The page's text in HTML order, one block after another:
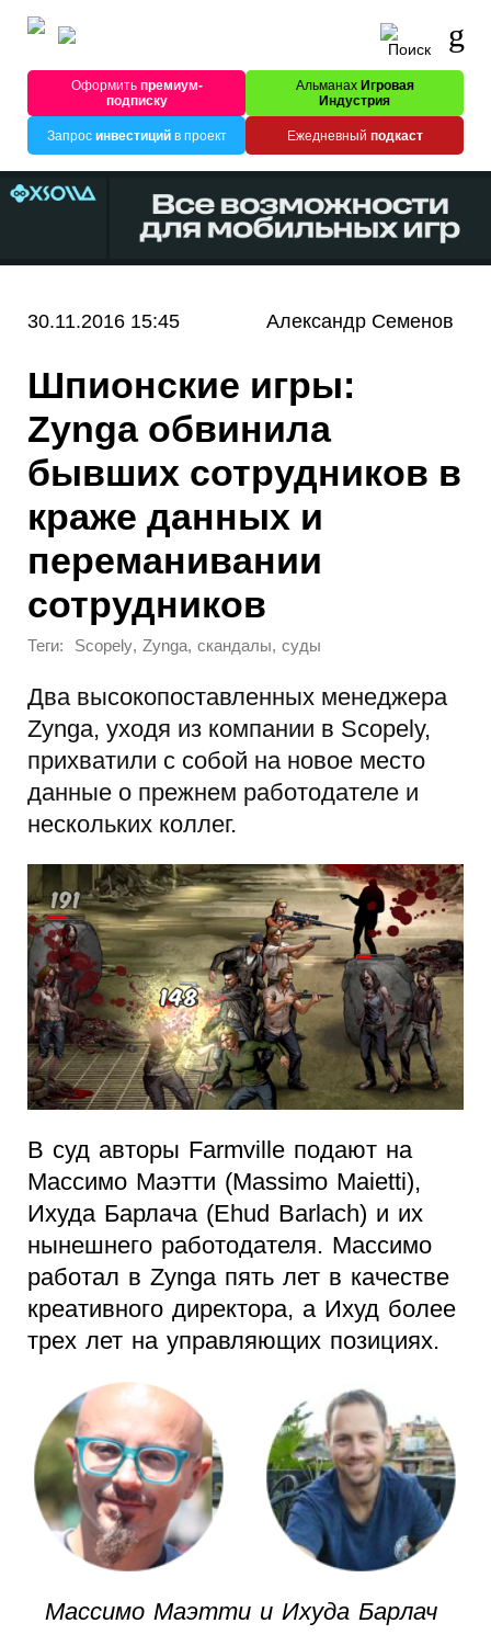
Оформитьпремиум-
подписку
Альманах Игровая
Индустрия
Запрос инвестицийв проект Ежедневный подкаст
30.11.2016 15:45 Александр Семенов
Шпионские игры:
Zynga обвинила
бывших сотрудников в
краже данных и
переманивании
сотрудников
Теги: Scopely, Zynga, скандалы, суды
Два высокопоставленных менеджера
Zynga, уходя из компании в Scopely,
прихватили с собой на новое место
данные о прежнем работодателе и
нескольких коллег.
В суд авторы Farmville подают на
Массимо Маэтти (Massimo Maietti),
Ихуда Барлача (Ehud Barlach) и их
нынешнего работодателя. Массимо
работал в Zynga пять лет в качестве
креативного директора, а Ихуд более
трех лет на управляющих позициях.
Массимо Маэтти и Ихуда Барлач